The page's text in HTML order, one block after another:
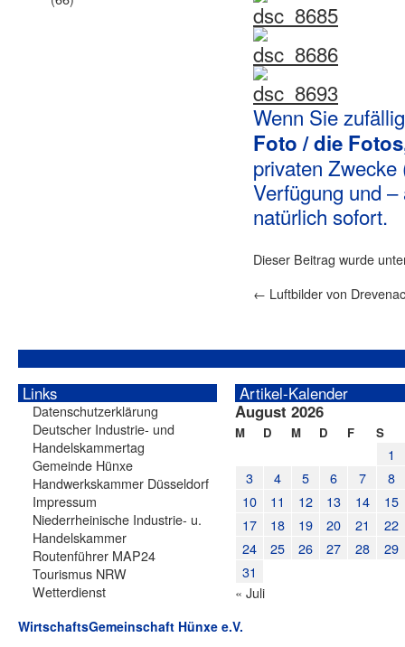
Wenn Sie
Foto / die
privaten Zwecke
Verfügung und
natürlich sofort.
Dieser Beitrag wurde
← Luftbilder von
Links
Datenschutzerklärung
Deutscher Industrie- und
Handelskammertag
Gemeinde Hünxe
Handwerkskammer Düsseldorf
Impressum
Niederrheinische Industrie- u.
Handelskammer
Routenführer MAP24
Tourismus NRW
Wetterdienst
Artikel-Kalender
August 2026
M D M D F S
1
3
4 5 6 7
8
10
11 12 13 14
15
17
18 19 20 21
22
24
25 26 27 28
29
31
« Juli
WirtschaftsGemeinschaft Hünxe e.V.